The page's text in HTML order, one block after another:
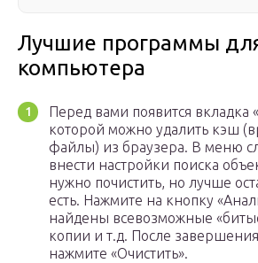
Лучшие программы
компьютера
Перед вами появится вкладка
которой можно удалить кэш
файлы) из браузера. В меню
внести настройки поиска
нужно почистить, но лучше
есть. Нажмите на кнопку
найдены всевозможные
копии и т.д. После
нажмите «Очистить».